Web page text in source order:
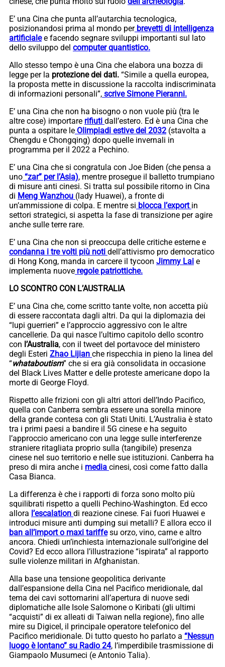
E’ una Cina che punta all’autarchia tecnologica,
posizionandosi prima al mondo perbrevetti di intelligenza
artificialee facendo segnare sviluppi importanti sul lato
dello sviluppo del computer quantistico.
Allo stesso tempo è una Cina che elabora una bozza di
legge per la protezione dei dati. “Simile a quella europea,
la proposta mette in discussione la raccolta indiscriminata
di informazioni personali”, scrive Simone Pieranni.
E’ una Cina che non ha bisogno o non vuole più (tra le
altre cose) importare rifiuti dall’estero. Ed è una Cina che
punta a ospitare le Olimpiadi estive del 2032 (stavolta a
Chengdu e Chongqing) dopo quelle invernali in
programma per il 2022 a Pechino.
E’ una Cina che si congratula con Joe Biden (che pensa a
uno “zar” per l’Asia), mentre prosegue il balletto trumpiano
di misure anti cinesi. Si tratta sul possibile ritorno in Cina
di Meng Wanzhou (lady Huawei), a fronte di
un’ammissione di colpa. E mentre si blocca l’export in
settori strategici, si aspetta la fase di transizione per agire
anche sulle terre rare.
E’ una Cina che non si preoccupa delle critiche esterne e
condanna i tre volti più noti dell’attivismo pro democratico
di Hong Kong, manda in carcere il tycoon Jimmy Lai e
implementa nuove regole patriottiche.
LO SCONTRO CON L’AUSTRALIA
E’ una Cina che, come scritto tante volte, non accetta più
di essere raccontata dagli altri. Da qui la diplomazia dei
“lupi guerrieri” e l’approccio aggressivo con le altre
cancellerie. Da qui nasce l’ultimo capitolo dello scontro
con l’Australia, con il tweet del portavoce del ministero
degli Esteri Zhao Lijian che rispecchia in pieno la linea del
“whataboutism” che si era già consolidata in occasione
del Black Lives Matter e delle proteste americane dopo la
morte di George Floyd.
Rispetto alle frizioni con gli altri attori dell’Indo Pacifico,
quella con Canberra sembra essere una sorella minore
della grande contesa con gli Stati Uniti. L’Australia è stato
tra i primi paesi a bandire il 5G cinese e ha seguito
l’approccio americano con una legge sulle interferenze
straniere ritagliata proprio sulla (tangibile) presenza
cinese nel suo territorio e nelle sue istituzioni. Canberra ha
preso di mira anche i media cinesi, così come fatto dalla
Casa Bianca.
La differenza è che i rapporti di forza sono molto più
squilibrati rispetto a quelli Pechino-Washington. Ed ecco
allora l’escalation di reazione cinese. Fai fuori Huawei e
introduci misure anti dumping sui metalli? E allora ecco il
ban all’import o maxi tariffesu orzo, vino, carne e altro
ancora. Chiedi un’inchiesta internazionale sull’origine del
Covid? Ed ecco allora l’illustrazione “ispirata” al rapporto
sulle violenze militari in Afghanistan.
Alla base una tensione geopolitica derivante
dall’espansione della Cina nel Pacifico meridionale, dal
tema dei cavi sottomarini all’apertura di nuove sedi
diplomatiche alle Isole Salomone o Kiribati (gli ultimi
“acquisti” di ex alleati di Taiwan nella regione), fino alle
mire su Digicel, il principale operatore telefonico del
Pacifico meridionale. Di tutto questo ho parlato a “Nessun
luogo è lontano” su Radio 24, l’imperdibile trasmissione di
Giampaolo Musumeci (e Antonio Talia).